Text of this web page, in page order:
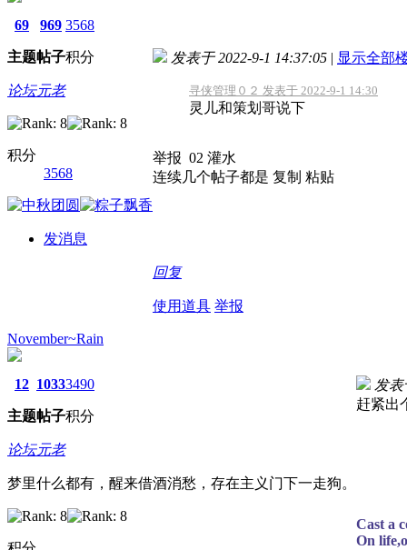
69
主题
969
帖子
3568
积分
论坛元老
积分
3568
发消息
发表于 2022-9-1 14:37:05 | 显示全部
寻侠管理０２ 发表于 2022-9-1 14:30
灵儿和策划哥说下
举报 02 灌水
连续几个帖子都是 复制 粘贴
回复
使用道具 举报
November~Rain
12
主题
1033
帖子
3490
积分
论坛元老
梦里什么都有，醒来借酒消愁，存在主义门下一走狗。
发表
赶紧出
Cast a
On